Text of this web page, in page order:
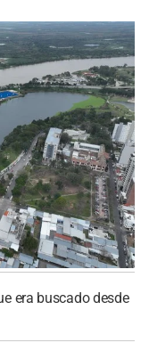
era buscado desde